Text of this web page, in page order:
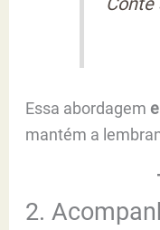
Essa abordagem
mantém a
2.